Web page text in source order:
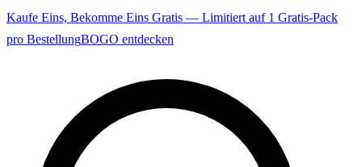
Kaufe Eins, Bekomme Eins Gratis — Limitiert auf 1 Gratis-Pack
pro BestellungBOGO entdecken